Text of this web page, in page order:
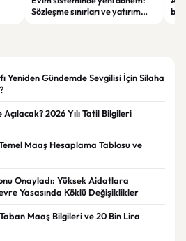
Sözleşme sınırları ve yatırım
Yeniden Gündemde Sevgilisi İçin Silaha
2026 Yılı Tatil Bilgileri
Maaş Hesaplama Tablosu ve
Onayladı: Yüksek Aidatlara
Yasasında Köklü Değişiklikler
Maaş Bilgileri ve 20 Bin Lira